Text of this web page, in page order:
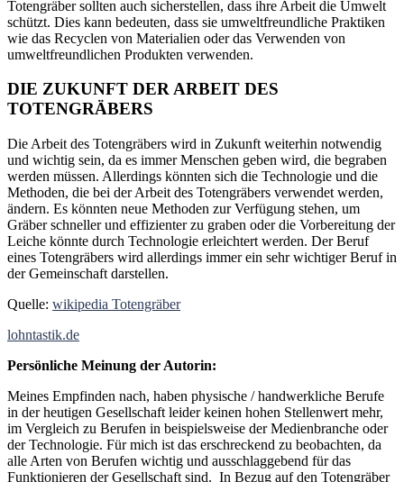
Totengräber sollten auch sicherstellen, dass ihre Arbeit die Umwelt
schützt. Dies kann bedeuten, dass sie umweltfreundliche Praktiken
wie das Recyclen von Materialien oder das Verwenden von
umweltfreundlichen Produkten verwenden.
DIE ZUKUNFT DER ARBEIT DES
TOTENGRÄBERS
Die Arbeit des Totengräbers wird in Zukunft weiterhin notwendig
und wichtig sein, da es immer Menschen geben wird, die begraben
werden müssen. Allerdings könnten sich die Technologie und die
Methoden, die bei der Arbeit des Totengräbers verwendet werden,
ändern. Es könnten neue Methoden zur Verfügung stehen, um
Gräber schneller und effizienter zu graben oder die Vorbereitung der
Leiche könnte durch Technologie erleichtert werden. Der Beruf
eines Totengräbers wird allerdings immer ein sehr wichtiger Beruf in
der Gemeinschaft darstellen.
Quelle: wikipedia Totengräber
lohntastik.de
Persönliche Meinung der Autorin:
Meines Empfinden nach, haben physische / handwerkliche Berufe
in der heutigen Gesellschaft leider keinen hohen Stellenwert mehr,
im Vergleich zu Berufen in beispielsweise der Medienbranche oder
der Technologie. Für mich ist das erschreckend zu beobachten, da
alle Arten von Berufen wichtig und ausschlaggebend für das
Funktionieren der Gesellschaft sind. In Bezug auf den Totengräber